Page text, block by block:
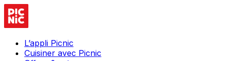
L’appli Picnic
Cuisiner avec Picnic